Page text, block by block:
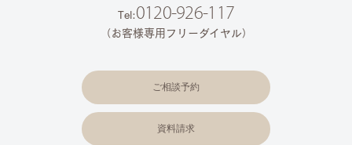
Tel:0120-926-117
（お客様専用フリーダイヤル）
ご相談予約
資料請求